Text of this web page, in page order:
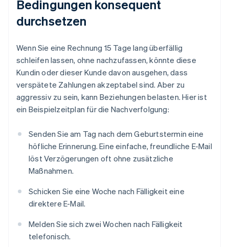
Bedingungen konsequent
durchsetzen
Wenn Sie eine Rechnung 15 Tage lang überfällig
schleifen lassen, ohne nachzufassen, könnte diese
Kundin oder dieser Kunde davon ausgehen, dass
verspätete Zahlungen akzeptabel sind. Aber zu
aggressiv zu sein, kann Beziehungen belasten. Hier ist
ein Beispielzeitplan für die Nachverfolgung:
Senden Sie am Tag nach dem Geburtstermin eine
höfliche Erinnerung. Eine einfache, freundliche E-Mail
löst Verzögerungen oft ohne zusätzliche
Maßnahmen.
Schicken Sie eine Woche nach Fälligkeit eine
direktere E-Mail.
Melden Sie sich zwei Wochen nach Fälligkeit
telefonisch.